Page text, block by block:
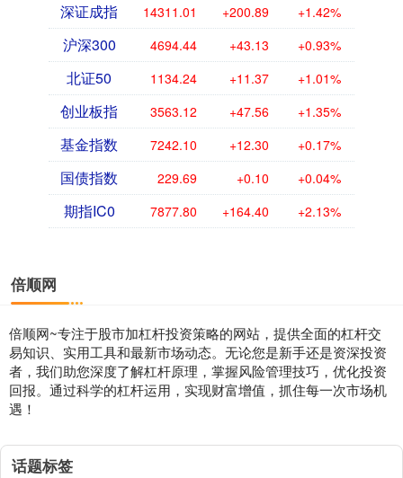
深证成指 14311.01 +200.89 +1.42%
沪深300 4694.44 +43.13 +0.93%
北证50 1134.24 +11.37 +1.01%
创业板指 3563.12 +47.56 +1.35%
基金指数 7242.10 +12.30 +0.17%
国债指数 229.69 +0.10 +0.04%
期指IC0 7877.80 +164.40 +2.13%
倍顺网
倍顺网~专注于股市加杠杆投资策略的网站，提供全面的杠杆交
易知识、实用工具和最新市场动态。无论您是新手还是资深投资
者，我们助您深度了解杠杆原理，掌握风险管理技巧，优化投资
回报。通过科学的杠杆运用，实现财富增值，抓住每一次市场机
遇！
话题标签